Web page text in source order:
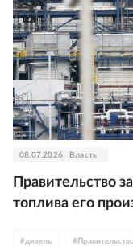
08.07.2026 Власть
Правительство
топлива его
# дизель #